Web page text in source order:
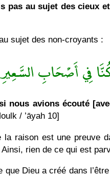
pas au sujet des cieux
sujet des non-croyants :
فِي أَصْحَابِ
nous avions écouté
/ ’āyah 10]
la raison est une preuve
rien de ce qui est
Dieu a créé dans